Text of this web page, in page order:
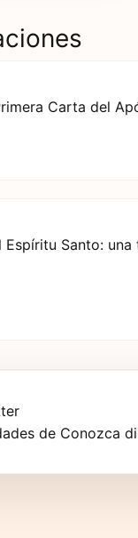
Carta del
Santo:
de Conozca